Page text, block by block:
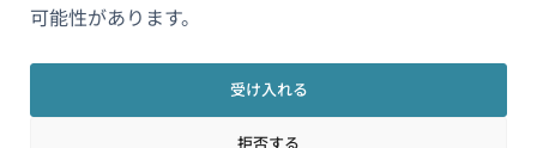
可能性があります。
受け入れる
拒否する
日本語
ィ
し
い
ウ
し
い
ウ
し
ウ